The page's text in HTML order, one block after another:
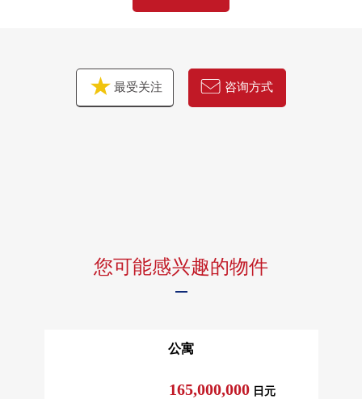
•不污染地板暖气(LD/电式)，空气，客气的温暖
•在浴室换气干燥机，雨天时的洗衣以及冬天的暖气，也活
是兼备只有最上階、采光房才能做到的开放感觉和隐私性
从单身体的方向到两个人生活是能广泛地推荐的房源
最受关注 咨询方式
您可能感兴趣的物件
公寓
165,000,000 日元